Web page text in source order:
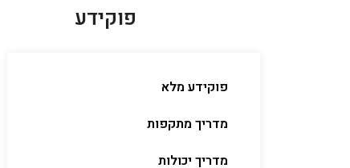
פוקידע
פוקידע מלא
מדריך מתקפות
מדריך יכולות